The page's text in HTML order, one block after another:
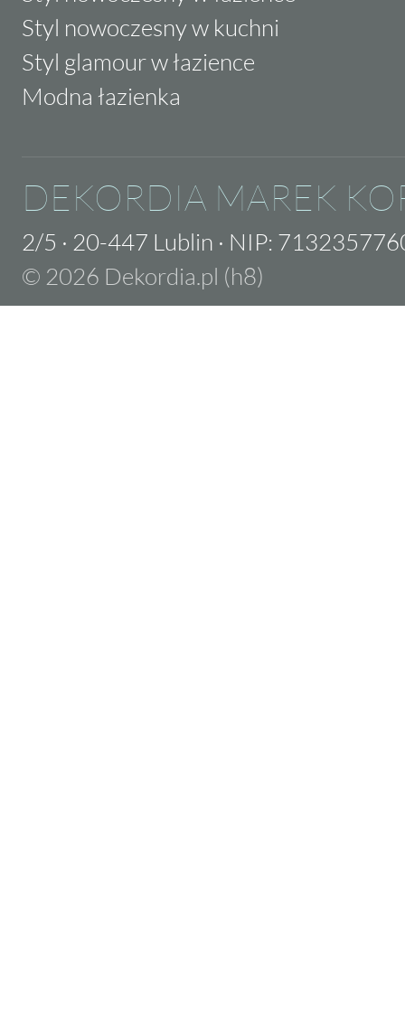
Styl nowoczesny w kuchni
Styl glamour w łazience
Modna łazienka
DEKORDIA MAREK
2/5 · 20-447 Lublin · NIP:
© 2026 Dekordia.pl (h8)